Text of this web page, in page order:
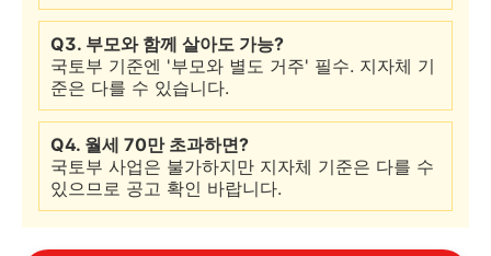
Q3. 부모와 함께 살아도 가능?
국토부 기준엔 '부모와 별도 거주' 필수. 지자체 기
준은 다를 수 있습니다.
Q4. 월세 70만 초과하면?
국토부 사업은 불가하지만 지자체 기준은 다를 수
있으므로 공고 확인 바랍니다.